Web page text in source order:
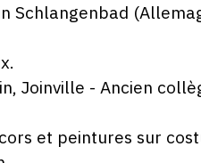
Schlangenbad
Joinville - Ancien
et peintures sur